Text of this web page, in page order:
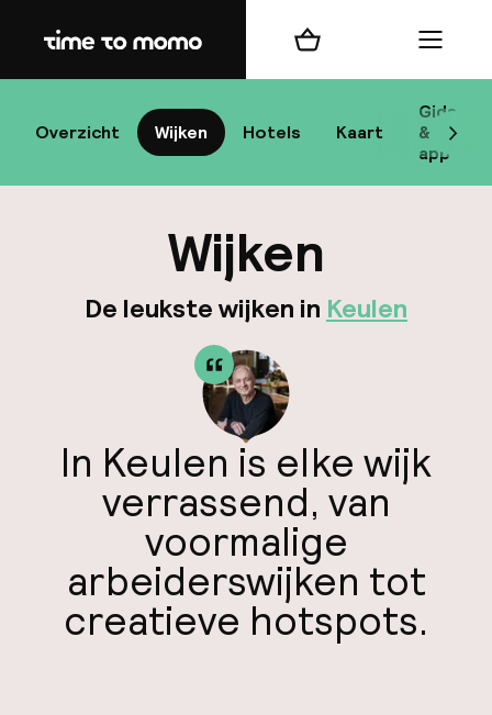
Home
Overzicht Wijken Hotels Kaart
Gids
&
app
Winkelmand Menu
Wijken
De leukste wijken in Keulen
In Keulen is elke wijk
verrassend, van
voormalige
arbeiderswijken tot
creatieve hotspots.